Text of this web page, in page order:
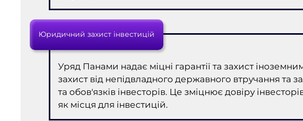
Юридичний захист інвестицій
Уряд Панами надає міцні гарантії та захист
захист від непідвладного державного втручання та
та обов'язків інвесторів. Це зміцнює довіру
як місця для інвестицій.